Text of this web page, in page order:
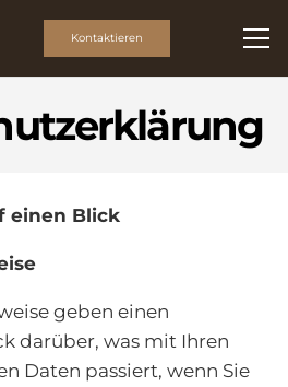
Kontaktieren
einen Blick
geben einen
darüber, was mit Ihren
Daten passiert, wenn Sie